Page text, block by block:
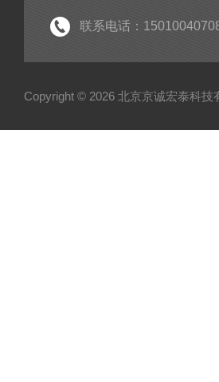
联系电话：
Copyright © 2026 北京京诚宏泰科